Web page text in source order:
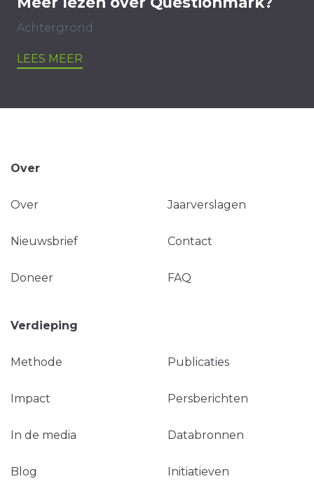
Achtergrond
LEES MEER
Over
Over Jaarverslagen
Nieuwsbrief Contact
Doneer FAQ
Verdieping
Methode Publicaties
Impact Persberichten
In de media Databronnen
Blog Initiatieven